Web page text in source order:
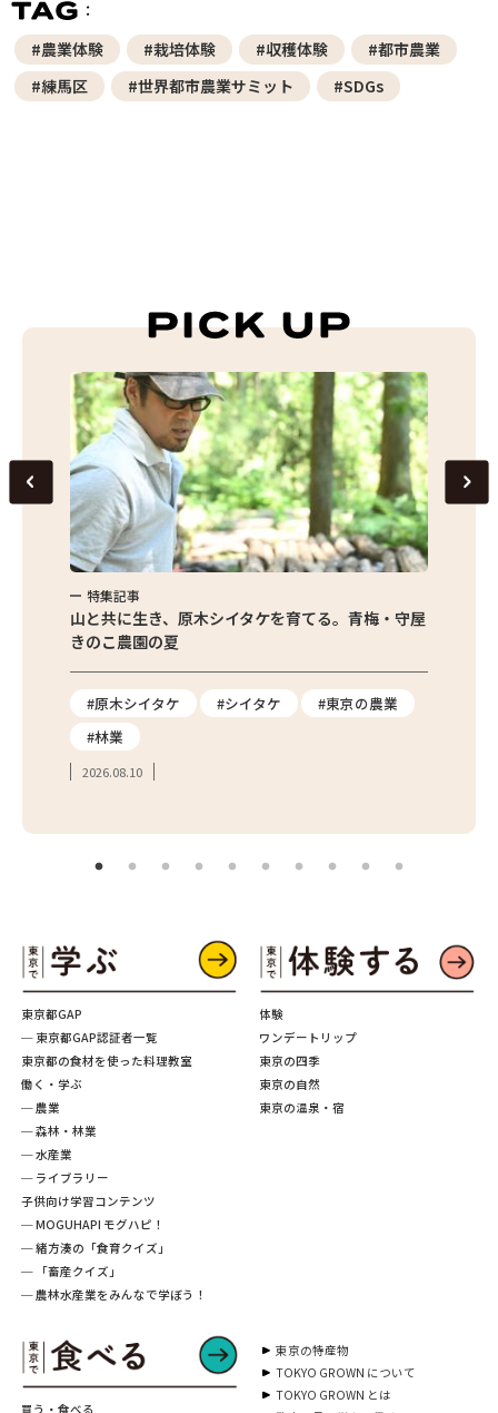
#農業体験 #栽培体験 #収穫体験
#都市農業
#練馬区
#世界都市農業サミット #SDGs
特集記事
山と共に生き、原木シイタケを育てる。青梅・守屋
きのこ農園の夏
#原木シイタケ #シイタケ
#東京の農業
#林業
2026.08.10
東京都GAP
─ 東京都GAP認証者一覧
東京都の食材を使った料理教室
働く・学ぶ
─ 農業
─ 森林・林業
─ 水産業
─ ライブラリー
子供向け学習コンテンツ
─ MOGUHAPI モグハピ！
─ 緒方湊の「食育クイズ」
─ 「畜産クイズ」
─ 農林水産業をみんなで学ぼう！
買う・食べる
体験
ワンデートリップ
東京の四季
東京の自然
東京の温泉・宿
東京の特産物
TOKYO GROWN について
TOKYO GROWN とは